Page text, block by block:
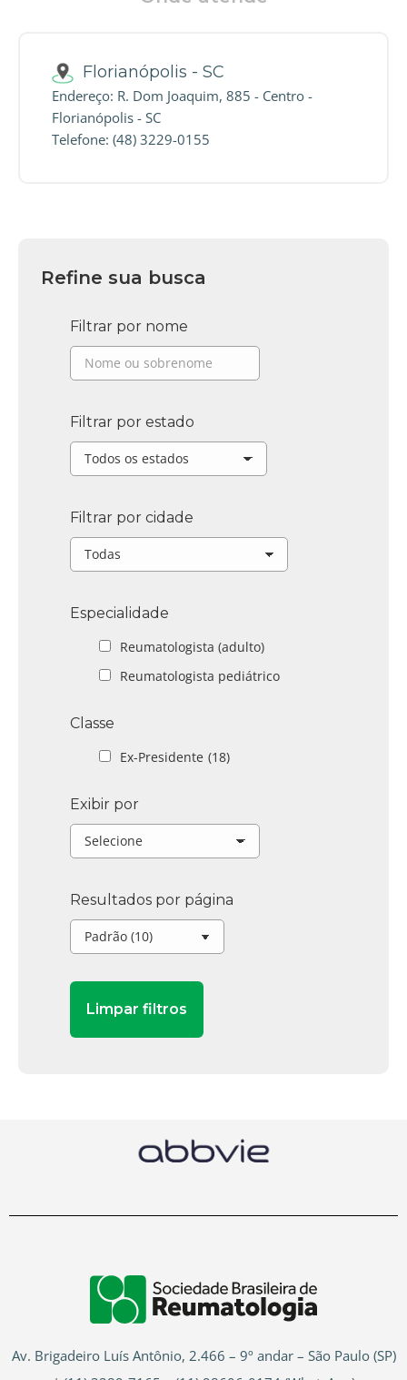
Florianópolis - SC
Endereço: R. Dom Joaquim, 885 - Centro -
Florianópolis - SC
Telefone: (48) 3229-0155
Refine sua busca
Filtrar por nome
Filtrar por estado
Filtrar por cidade
Especialidade
Reumatologista (adulto)
Reumatologista pediátrico
Classe
Ex-Presidente (18)
Exibir por
Resultados por página
Av. Brigadeiro Luís Antônio, 2.466 – 9º andar – São Paulo (SP)